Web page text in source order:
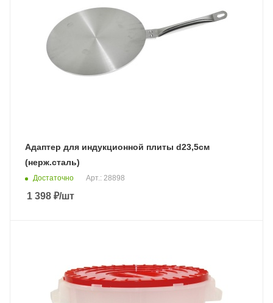
Адаптер для индукционной плиты d23,5см
(нерж.сталь)
Достаточно Арт.: 28898
1 398 ₽/шт